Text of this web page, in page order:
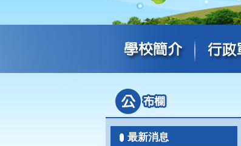
最新消息